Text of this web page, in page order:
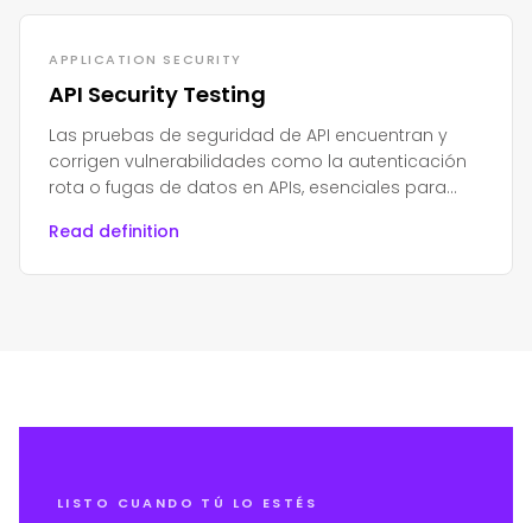
APPLICATION SECURITY
API Security Testing
Las pruebas de seguridad de API encuentran y
corrigen vulnerabilidades como la autenticación
rota o fugas de datos en APIs, esenciales para
sensibles.
Read definition
LISTO CUANDO TÚ LO ESTÉS